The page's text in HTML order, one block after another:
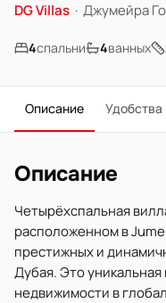
DG Villas · Джумейра
4спальни 4ванных
Описание Удобства
Описание
Четырёхспальная
расположенном в
престижных и
Дубая. Это
недвижимости в